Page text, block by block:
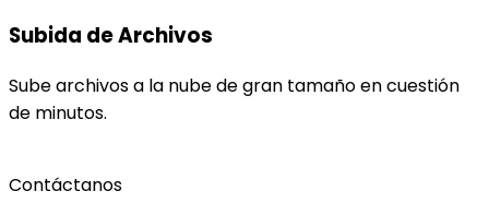
Subida de Archivos
Sube archivos a la nube de gran tamaño en cuestión
de minutos.
Contáctanos